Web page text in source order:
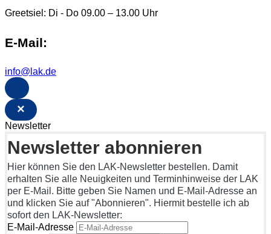
Greetsiel: Di - Do 09.00 – 13.00 Uhr
E-Mail:
info@lak.de
×
Newsletter
Newsletter abonnieren
Hier können Sie den LAK-Newsletter bestellen. Damit
erhalten Sie alle Neuigkeiten und Terminhinweise der LAK
per E-Mail. Bitte geben Sie Namen und E-Mail-Adresse an
und klicken Sie auf "Abonnieren". Hiermit bestelle ich ab
sofort den LAK-Newsletter:
E-Mail-Adresse